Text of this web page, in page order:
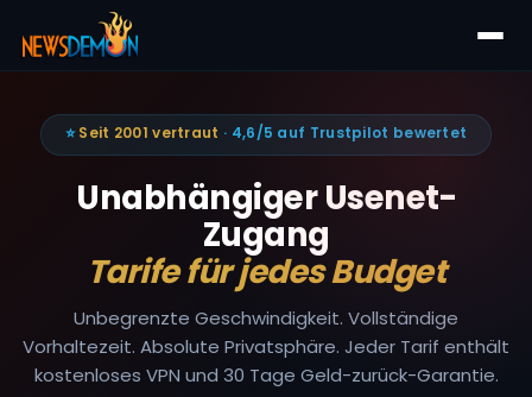
⭐Seit 2001 vertraut · 4,6/5 auf Trustpilot bewertet
Unabhängiger Usenet-
Zugang
Tarife für jedes Budget
Unbegrenzte Geschwindigkeit. Vollständige
Vorhaltezeit. Absolute Privatsphäre. Jeder Tarif enthält
kostenloses VPN und 30 Tage Geld-zurück-Garantie.